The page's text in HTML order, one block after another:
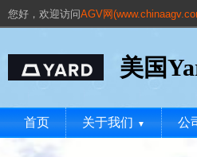
您好， 欢迎访问AGV网
美国
首页 关于我们 ▼ 公